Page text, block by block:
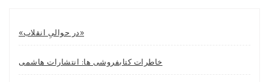
«در حوالیِ انقلاب»
خاطرات کتابفروشی ها: انتشارات هاشمی